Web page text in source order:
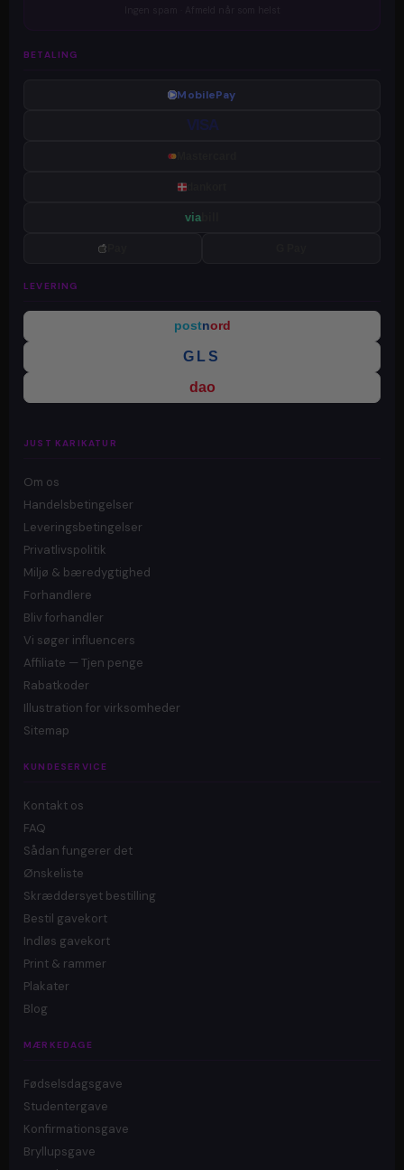
JUST KARIKATUR
Om os
Handelsbetingelser
Leveringsbetingelser
Privatlivspolitik
Miljø & bæredygtighed
Forhandlere
Bliv forhandler
Vi søger influencers
Affiliate — Tjen penge
Rabatkoder
Illustration for virksomheder
Sitemap
KUNDESERVICE
Kontakt os
FAQ
Sådan fungerer det
Ønskeliste
Skræddersyet bestilling
Bestil gavekort
Indløs gavekort
Print & rammer
Plakater
Blog
MÆRKEDAGE
Fødselsdagsgave
Studentergave
Konfirmationsgave
Bryllupsgave
BETALING
MobilePay
VISA
via
LEVERING
postnord
GLS
dao